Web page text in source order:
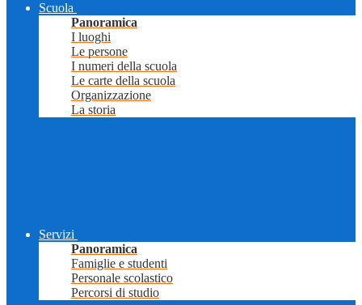
Scuola
Panoramica
I luoghi
Le persone
I numeri della scuola
Le carte della scuola
Organizzazione
La storia
Servizi
Panoramica
Famiglie e studenti
Personale scolastico
Percorsi di studio